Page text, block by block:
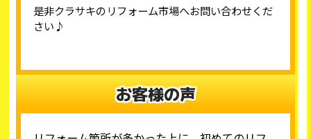
是非クラサキのリフォーム市場へお問い合わせくだ
さい♪
お客様の声